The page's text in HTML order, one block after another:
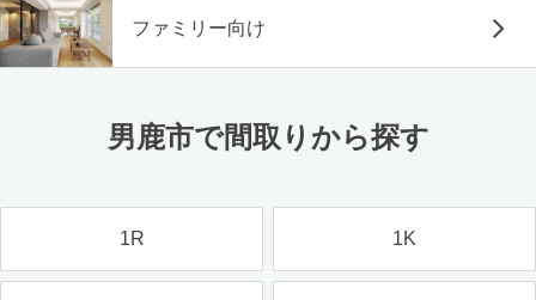
ファミリー向け
男鹿市で間取りから探す
1R 1K